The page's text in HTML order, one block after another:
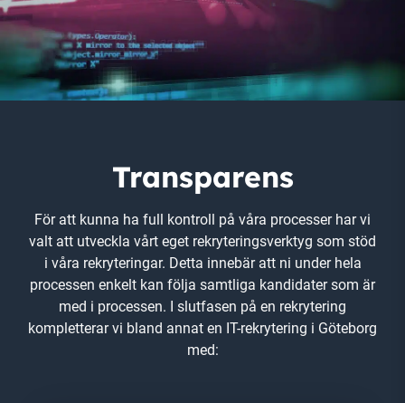
Transparens
För att kunna ha full kontroll på våra processer har vi
valt att utveckla vårt eget rekryteringsverktyg som stöd
i våra rekryteringar. Detta innebär att ni under hela
processen enkelt kan följa samtliga kandidater som är
med i processen. I slutfasen på en rekrytering
kompletterar vi bland annat en IT-rekrytering i Göteborg
med: